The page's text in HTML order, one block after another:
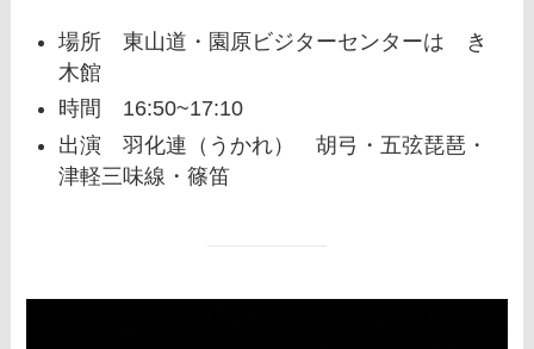
場所 東山道・園原ビジターセンターはゝき
木館
時間 16:50~17:10
出演 羽化連（うかれ） 胡弓・五弦琵琶・
津軽三味線・篠笛